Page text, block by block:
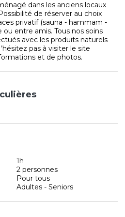
dans les anciens locaux
de réserver au choix
privatif (sauna - hammam -
ou entre amis. Tous nos soins
avec les produits naturels
pas à visiter le site
et de photos.
1h
2 personnes
Pour tous
Adultes - Seniors